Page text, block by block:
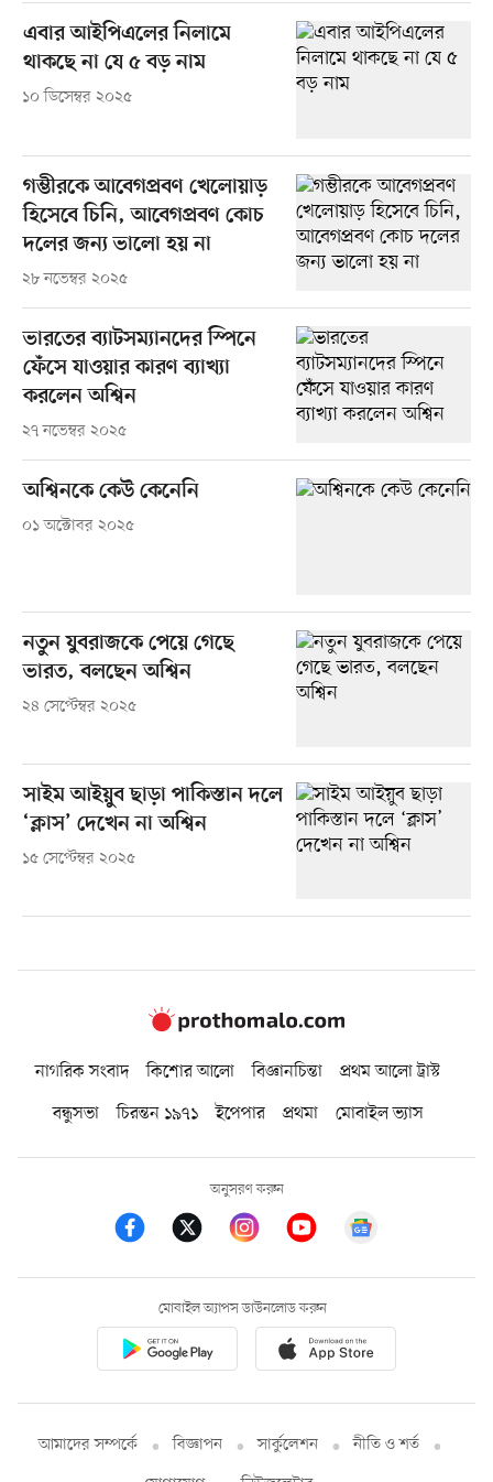
এবার আইপিএলের নিলামে
থাকছে না যে ৫ বড় নাম
১০ ডিসেম্বর ২০২৫
গম্ভীরকে আবেগপ্রবণ খেলোয়াড়
হিসেবে চিনি, আবেগপ্রবণ কোচ
দলের জন্য ভালো হয় না
২৮ নভেম্বর ২০২৫
ভারতের ব্যাটসম্যানদের স্পিনে
ফেঁসে যাওয়ার কারণ ব্যাখ্যা
করলেন অশ্বিন
২৭ নভেম্বর ২০২৫
অশ্বিনকে কেউ কেনেনি
০১ অক্টোবর ২০২৫
নতুন যুবরাজকে পেয়ে গেছে
ভারত, বলছেন অশ্বিন
২৪ সেপ্টেম্বর ২০২৫
সাইম আইয়ুব ছাড়া পাকিস্তান দলে
‘ক্লাস’ দেখেন না অশ্বিন
১৫ সেপ্টেম্বর ২০২৫
নাগরিক সংবাদ কিশোর আলো বিজ্ঞানচিন্তা
প্রথম আলো ট্রাস্ট
বন্ধুসভা
চিরন্তন ১৯৭১ ইপেপার প্রথমা মোবাইল ভ্যাস
অনুসরণ করুন
মোবাইল অ্যাপস ডাউনলোড করুন
আমাদের সম্পর্কে বিজ্ঞাপন সার্কুলেশন
নীতি ও শর্ত